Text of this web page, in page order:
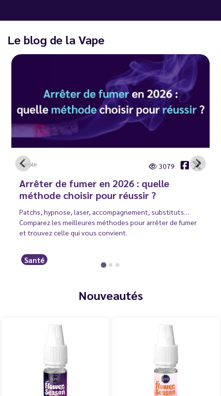
Le blog de la Vape
Carole 3079
Arrêter de fumer en 2026 : quelle
méthode choisir pour réussir ?
Patchs, hypnose, laser, accompagnement, substituts…
Comparez les meilleures méthodes pour arrêter de fumer
et trouvez celle qui vous convient.
Santé
Nouveautés